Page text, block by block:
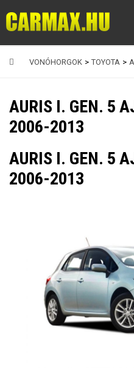
VONÓHORGOK > TOYOTA >
AURIS I. GEN. 5
2006-2013
AURIS I. GEN. 5
2006-2013